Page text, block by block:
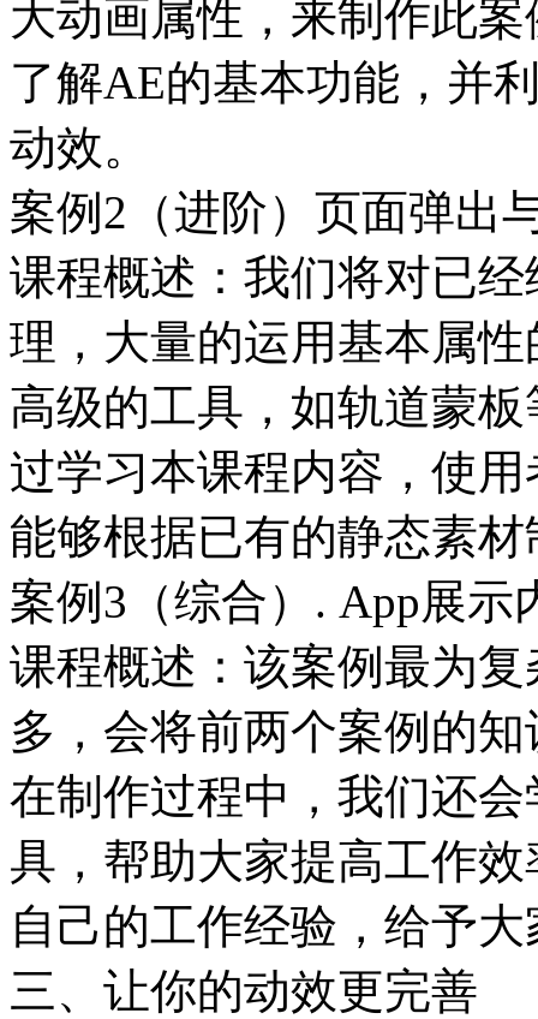
大动画属性，来制作此
了解AE的基本功能，并
动效。
案例2（进阶）页面弹出
课程概述：我们将对已
理，大量的运用基本属
高级的工具，如轨道蒙
过学习本课程内容，使
能够根据已有的静态素
案例3（综合）. App展示
课程概述：该案例最为
多，会将前两个案例的
在制作过程中，我们还
具，帮助大家提高工作
自己的工作经验，给予
三、让你的动效更完善